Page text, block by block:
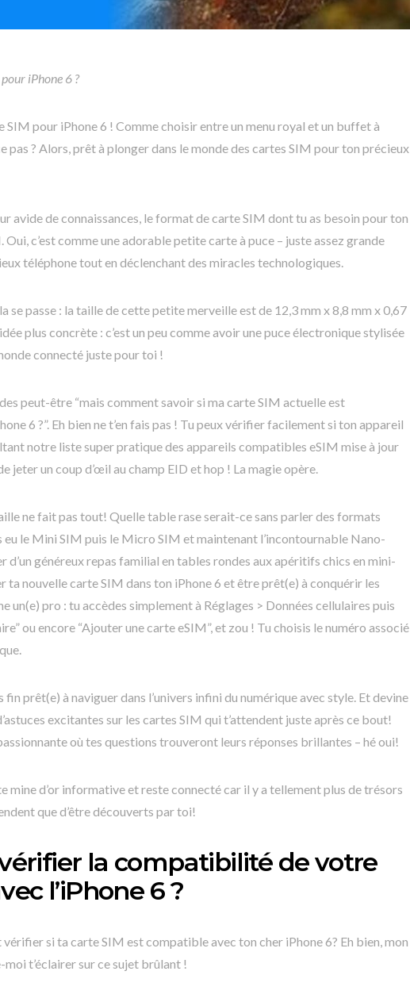
iPhone 6 ?
SIM pour iPhone 6 ! Comme choisir entre un menu royal et un buffet à
pas ? Alors, prêt à plonger dans le monde des cartes SIM pour ton précieux
avide de connaissances, le format de carte SIM dont tu as besoin pour ton
Oui, c’est comme une adorable petite carte à puce – juste assez grande
téléphone tout en déclenchant des miracles technologiques.
se passe : la taille de cette petite merveille est de 12,3 mm x 8,8 mm x 0,67
plus concrète : c’est un peu comme avoir une puce électronique stylisée
connecté juste pour toi !
peut-être “mais comment savoir si ma carte SIM actuelle est
6 ?”. Eh bien ne t’en fais pas ! Tu peux vérifier facilement si ton appareil
notre liste super pratique des appareils compatibles eSIM mise à jour
jeter un coup d’œil au champ EID et hop ! La magie opère.
ne fait pas tout! Quelle table rase serait-ce sans parler des formats
eu le Mini SIM puis le Micro SIM et maintenant l’incontournable Nano-
d’un généreux repas familial en tables rondes aux apéritifs chics en mini-
ta nouvelle carte SIM dans ton iPhone 6 et être prêt(e) à conquérir les
un(e) pro : tu accèdes simplement à Réglages > Données cellulaires puis
ou encore “Ajouter une carte eSIM”, et zou ! Tu choisis le numéro associé
fin prêt(e) à naviguer dans l’univers infini du numérique avec style. Et devine
excitantes sur les cartes SIM qui t’attendent juste après ce bout!
où tes questions trouveront leurs réponses brillantes – hé oui!
mine d’or informative et reste connecté car il y a tellement plus de trésors
que d’être découverts par toi!
la compatibilité de votre
l’iPhone 6 ?
si ta carte SIM est compatible avec ton cher iPhone 6? Eh bien, mon
moi t’éclairer sur ce sujet brûlant !